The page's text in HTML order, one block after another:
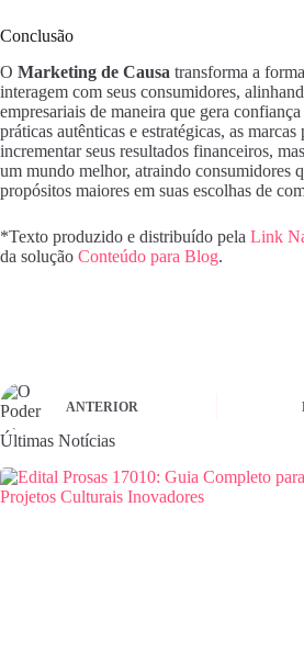
Conclusão
O Marketing de Causa transforma a
interagem com seus consumidores,
empresariais de maneira que gera
práticas autênticas e estratégicas, as marcas
incrementar seus resultados financeiros,
um mundo melhor, atraindo consumidores
propósitos maiores em suas escolhas de
*Texto produzido e distribuído pela Link
da solução Conteúdo para Blog.
ANTERIOR
Últimas Notícias